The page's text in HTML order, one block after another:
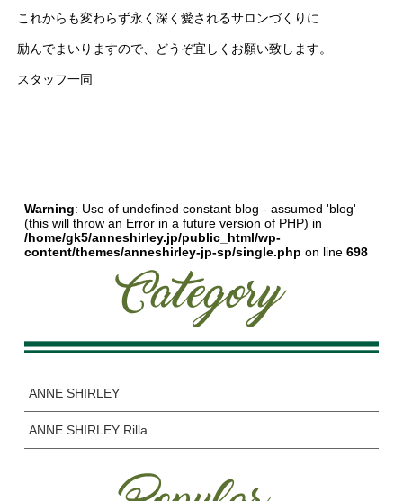
これからも変わらず永く深く愛されるサロンづくりに
励んでまいりますので、どうぞ宜しくお願い致します。
スタッフ一同
Warning: Use of undefined constant blog - assumed 'blog'
(this will throw an Error in a future version of PHP) in
/home/gk5/anneshirley.jp/public_html/wp-
content/themes/anneshirley-jp-sp/single.php on line698
ANNE SHIRLEY
ANNE SHIRLEY Rilla